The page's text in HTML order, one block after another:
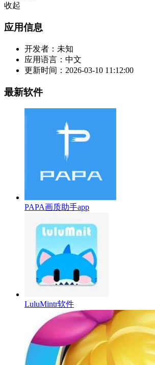
收起
应用信息
开发者： 未知
应用语言： 中文
更新时间： 2026-03-10 11:12:00
最新软件
PAPA画质助手app
LuluMintr软件